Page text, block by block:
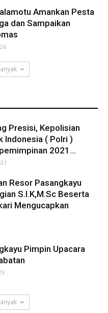
Amankan Pesta
dan Sampaikan
Presisi, Kepolisian
Indonesia ( Polri )
2021...
Resor Pasangkayu
S.I.K,M.Sc Beserta
Mengucapkan
Pimpin Upacara